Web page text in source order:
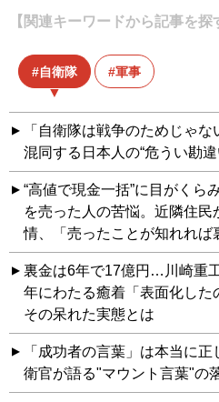
【関連キーワードから記事を探
自衛隊 軍事
「自衛隊は戦争のためじゃ
混同する日本人の“危うい勘違
“高値で現金一括”に目がくら
を売った人の苦悩。近隣住民
情、「売ったことが知れれば
裏金は6年で17億円…川崎重
年にわたる癒着「表面化した
その呆れた実態とは
「成功者の言葉」は本当に正
衛官が語る"マウント言葉"の